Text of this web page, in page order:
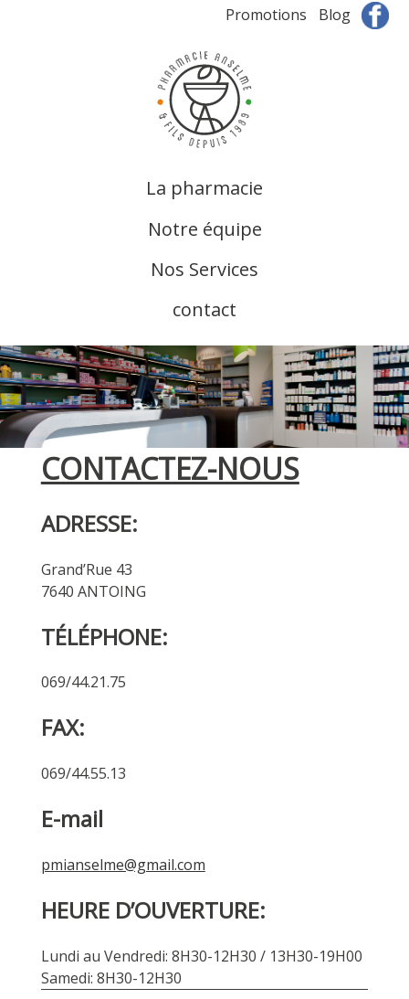
Promotions Blog
La pharmacie
Notre équipe
Nos Services
contact
CONTACTEZ-NOUS
ADRESSE:
Grand’Rue 43
7640 ANTOING
TÉLÉPHONE:
069/44.21.75
FAX:
069/44.55.13
E-mail
pmianselme@gmail.com
HEURE D’OUVERTURE:
Lundi au Vendredi: 8H30-12H30 / 13H30-19H00
Samedi: 8H30-12H30